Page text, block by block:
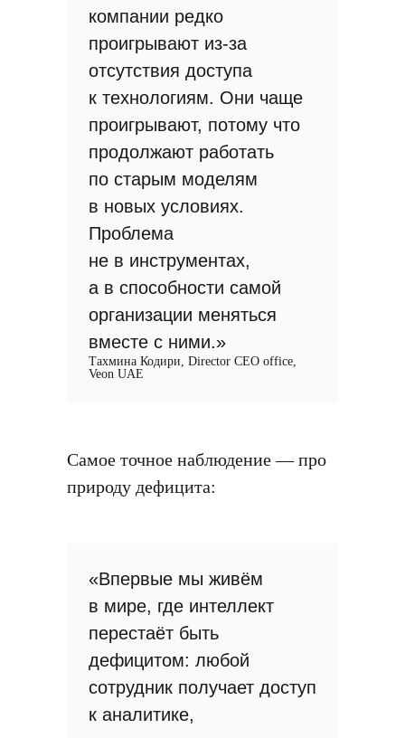
компании редко
проигрывают из-за
отсутствия доступа
к технологиям. Они чаще
проигрывают, потому что
продолжают работать
по старым моделям
в новых условиях.
Проблема
не в инструментах,
а в способности самой
организации меняться
вместе с ними.»
Тахмина Кодири, Director CEO office,
Veon UAE
Самое точное наблюдение — про
природу дефицита:
«Впервые мы живём
в мире, где интеллект
перестаёт быть
дефицитом: любой
сотрудник получает доступ
к аналитике,